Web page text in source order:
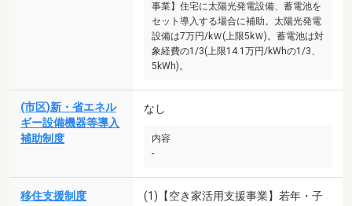
事業】住宅に太陽光発電設備、蓄電池を
セット導入する場合に補助。太陽光発電
設備は7万円/kＷ(上限5kＷ)。蓄電池は対
象経費の1/3(上限14.1万円/kWhの1/3、
5kWh)。
(市区)新・省エネル
ギー設備機器等導入
補助制度
なし
内容
-
移住支援制度
(1)【空き家活用支援事業】若年・子